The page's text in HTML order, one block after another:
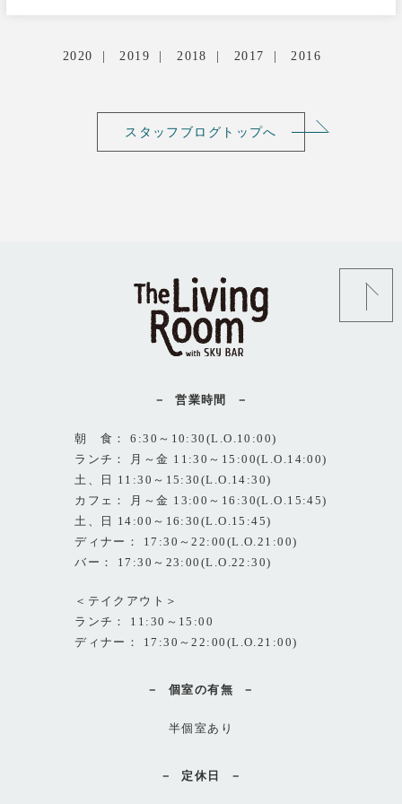
2020 2019 2018 2017 2016
スタッフブログトップへ
営業時間
朝 食： 6:30～10:30(L.O.10:00)
ランチ： 月～金 11:30～15:00(L.O.14:00)
土、日 11:30～15:30(L.O.14:30)
カフェ： 月～金 13:00～16:30(L.O.15:45)
土、日 14:00～16:30(L.O.15:45)
ディナー： 17:30～22:00(L.O.21:00)
バー： 17:30～23:00(L.O.22:30)
＜テイクアウト＞
ランチ： 11:30～15:00
ディナー： 17:30～22:00(L.O.21:00)
個室の有無
半個室あり
定休日